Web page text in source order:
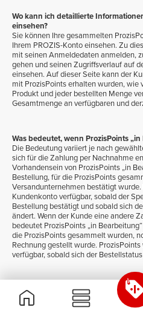
Wo kann ich detaillierte
einsehen?
Sie können Ihre gesammelten
Ihrem PROZIS-Konto einsehen. Zu
mit seinen Anmeldedaten anmelden,
gehen und seinen Zugriffsverlauf auf
einsehen. Auf dieser Seite kann der
mit ProzisPoints erhalten wurden, wie
Produkt und jeder bestellten Menge
Gesamtmenge an verfügbaren und
Was bedeutet, wenn ProzisPoints
Die Bedeutung variiert je nach
sich für die Zahlung per Nachnahme
Vorhandensein von ProzisPoints „in
Bestellung, für die ProzisPoints
Versandunternehmen bestätigt
Kundenkonto verfügbar, sobald der
Bestellung bestätigt und sobald sich
ändert. Wenn der Kunde eine andere
bedeutet ProzisPoints „in
die ProzisPoints gesammelt wurden,
Rechnung gestellt wurde.
verfügbar, sobald sich der
Die Angebote, die ich mit
der Bestellung enthalten. Was ist
Wenn der Kunde ein oder mehrere